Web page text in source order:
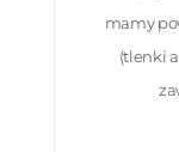
mamy
(tlenki